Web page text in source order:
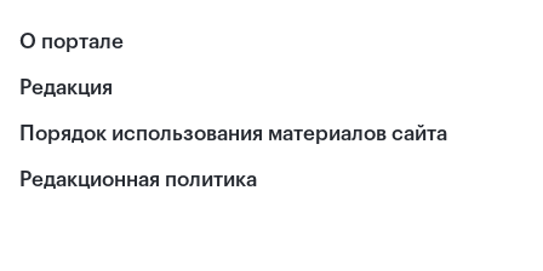
О портале
Редакция
Порядок использования материалов сайта
Редакционная политика